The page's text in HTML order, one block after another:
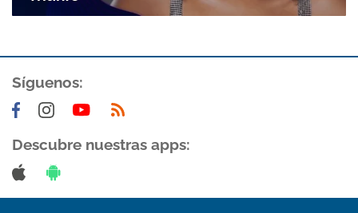
Síguenos:
Descubre nuestras apps: